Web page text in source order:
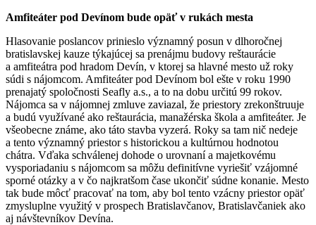
Amfiteáter pod Devínom bude opäť v rukách mesta
Hlasovanie poslancov prinieslo významný posun v dlhoročnej
bratislavskej kauze týkajúcej sa prenájmu budovy reštaurácie
a amfiteátra pod hradom Devín, v ktorej sa hlavné mesto už roky
súdi s nájomcom. Amfiteáter pod Devínom bol ešte v roku 1990
prenajatý spoločnosti Seafly a.s., a to na dobu určitú 99 rokov.
Nájomca sa v nájomnej zmluve zaviazal, že priestory zrekonštruuje
a budú využívané ako reštaurácia, manažérska škola a amfiteáter. Je
všeobecne známe, ako táto stavba vyzerá. Roky sa tam nič nedeje
a tento významný priestor s historickou a kultúrnou hodnotou
chátra. Vďaka schválenej dohode o urovnaní a majetkovému
vysporiadaniu s nájomcom sa môžu definitívne vyriešiť vzájomné
sporné otázky a v čo najkratšom čase ukončiť súdne konanie. Mesto
tak bude môcť pracovať na tom, aby bol tento vzácny priestor opäť
zmysluplne využitý v prospech Bratislavčanov, Bratislavčaniek ako
aj návštevníkov Devína.